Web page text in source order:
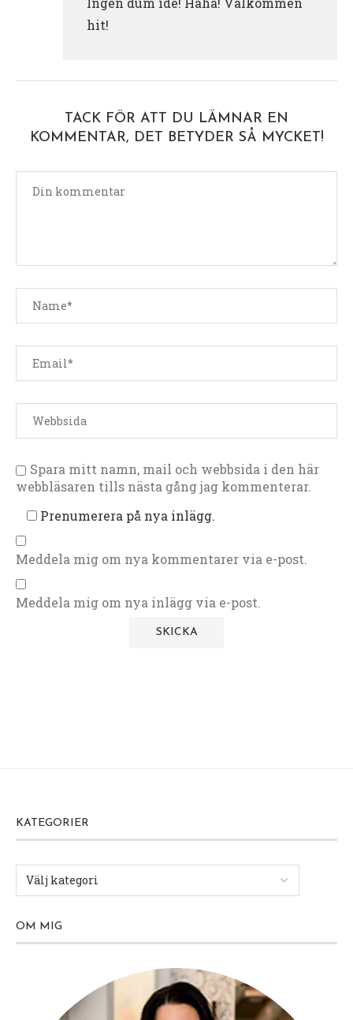
hit!
TACK FÖR ATT DU LÄMNAR EN
KOMMENTAR, DET BETYDER SÅ MYCKET!
Spara mitt namn, mail och webbsida i den här
webbläsaren tills nästa gång jag kommenterar.
Prenumerera på nya inlägg.
Meddela mig om nya kommentarer via e-post.
Meddela mig om nya inlägg via e-post.
KATEGORIER
OM MIG